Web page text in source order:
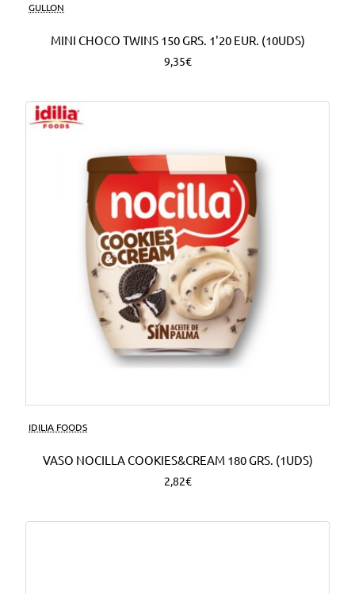
GULLON
MINI CHOCO TWINS 150 GRS. 1'20 EUR. (10UDS)
9,35€
IDILIA FOODS
VASO NOCILLA COOKIES&CREAM 180 GRS. (1UDS)
2,82€